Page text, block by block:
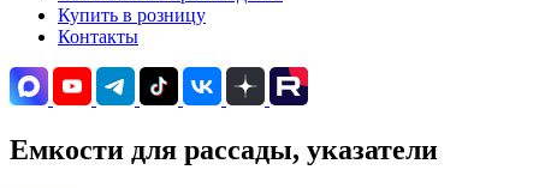
Купить в розницу
Контакты
Емкости для рассады, указатели